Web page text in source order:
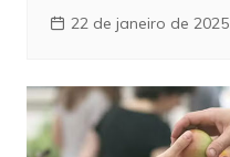
22 de janeiro de 2025